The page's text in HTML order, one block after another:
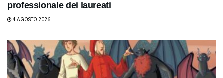
professionale dei laureati
4 AGOSTO 2026